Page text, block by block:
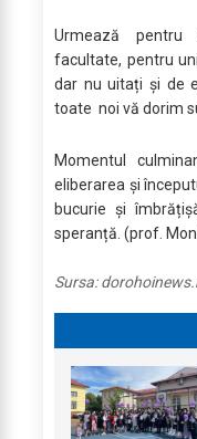
Urmează pentru
facultate, pentru
dar nu uitați și de
toate noi vă dorim
Momentul
eliberarea și
bucurie și
speranță. (prof.
Sursa: